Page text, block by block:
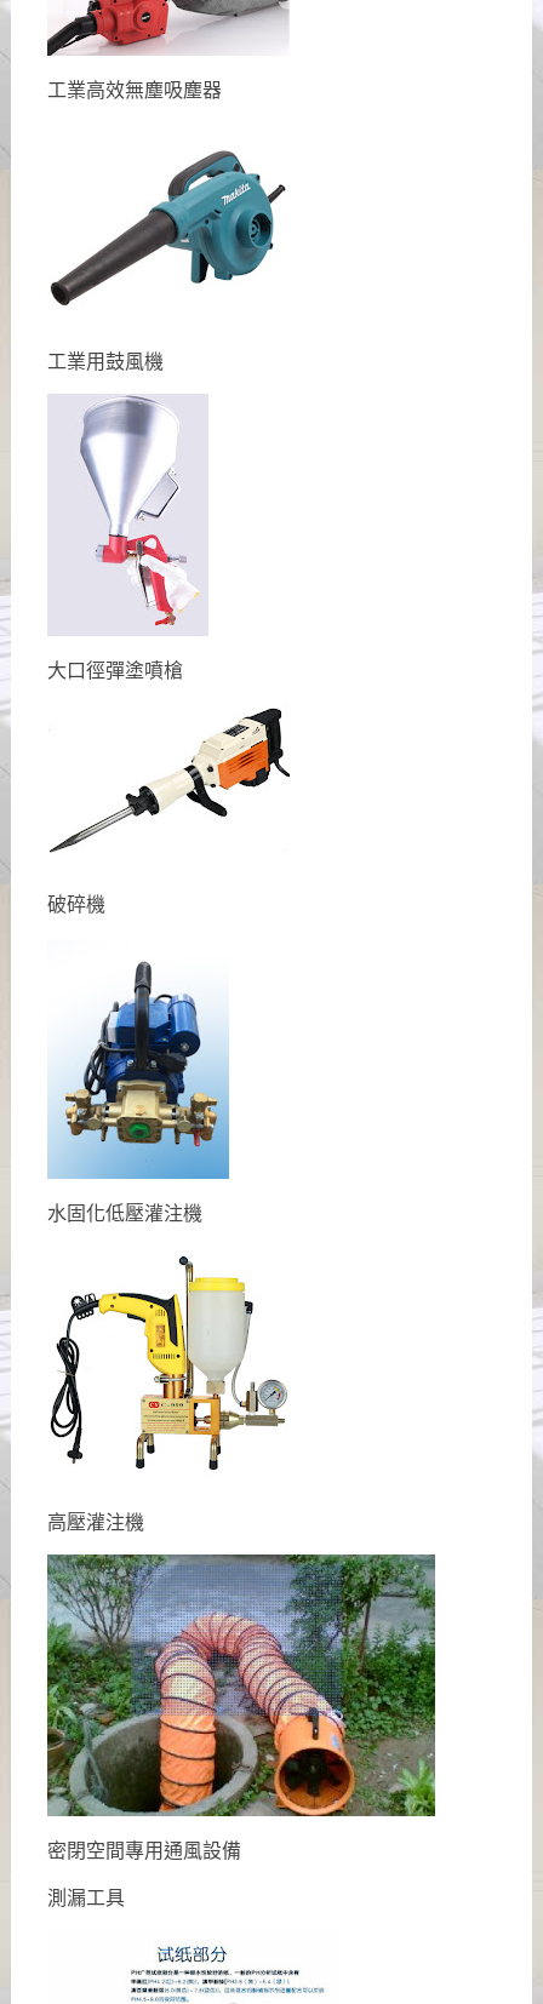
工業高效無塵吸塵器
工業用鼓風機
大口徑彈塗噴槍
破碎機
水固化低壓灌注機
高壓灌注機
密閉空間專用通風設備
測漏工具